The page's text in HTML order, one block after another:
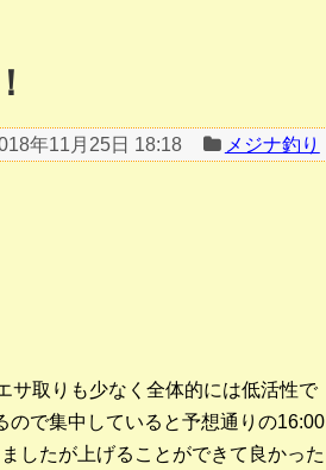
年11月25日 18:18 メジナ釣り
サ取りも少なく全体的には低活性で
ので集中していると予想通りの16:00
したが上げることができて良かった